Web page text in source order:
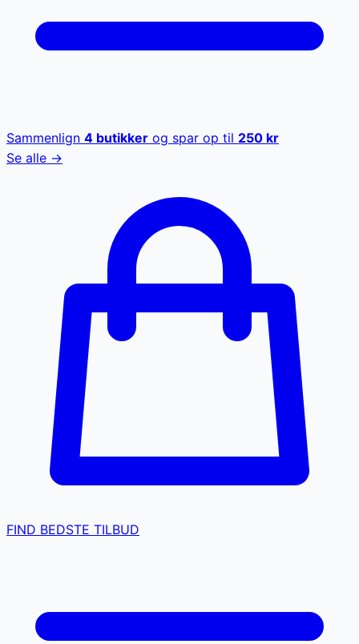
Sammenlign 4 butikker og spar op til 250 kr
Se alle →
FIND BEDSTE TILBUD